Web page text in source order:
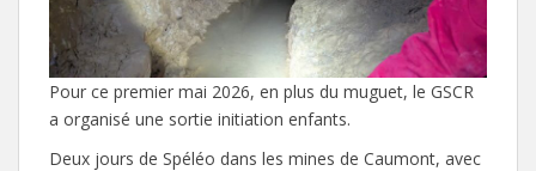
Pour ce premier mai 2026, en plus du muguet, le GSCR
a organisé une sortie initiation enfants.
Deux jours de Spéléo dans les mines de Caumont, avec